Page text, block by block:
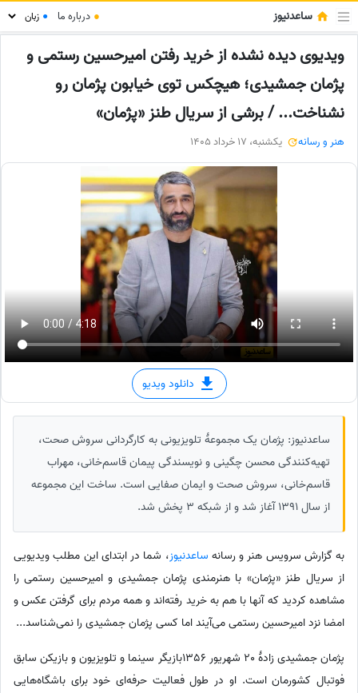
ساعدنیوز ● درباره ما ●
ویدیوی دیده نشده از خرید رفتن امیرحسین رستمی و
پژمان جمشیدی؛ هیچکس توی خیابون پژمان رو
نشناخت... / برشی از سریال طنز «پژمان»
هنر و رسانه یکشنبه، 17 خرداد 1405
دانلود ویدیو
ساعدنیوز: پژمان یک مجموعهٔ تلویزیونی به کارگردانی سروش صحت،
تهیه‌کنندگی محسن چگینی و نویسندگی پیمان‌ قاسم‌خانی، مهراب
قاسم‌خانی، سروش صحت و ایمان صفایی است. ساخت این مجموعه
از سال 1391 آغاز شد و از شبکه 3 پخش شد.
به گزارش سرویس هنر و رسانه ساعدنیوز، شما در ابتدای این مطلب ویدیویی
از سریال طنز «پژمان» با هنرمندی پژمان جمشیدی و امیرحسین رستمی را
مشاهده کردید که آنها با هم به خرید رفته‌اند و همه مردم برای گرفتن عکس و
امضا نزد امیرحسین رستمی می‌آیند اما کسی پژمان جمشیدی را نمی‌شناسد...
پژمان جمشیدی زادهٔ 20 شهریور 1356بازیگر سینما و تلویزیون و بازیکن سابق
فوتبال کشورمان است. او در طول فعالیت حرفه‌ای خود برای باشگاه‌هایی